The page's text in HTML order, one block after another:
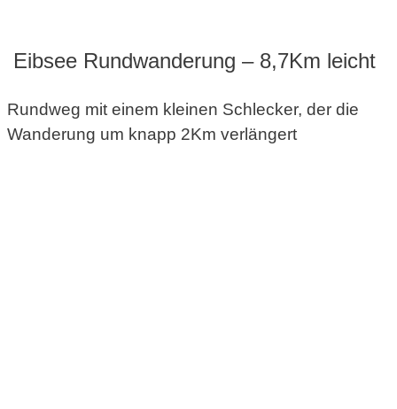
Eibsee Rundwanderung – 8,7Km leicht
Rundweg mit einem kleinen Schlecker, der die
Wanderung um knapp 2Km verlängert